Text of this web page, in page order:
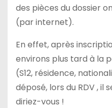
des pièces du dossier
(par internet).
En effet, après
environs plus tard à la
(S12, résidence,
déposé, lors du RDV ,
diriez-vous !